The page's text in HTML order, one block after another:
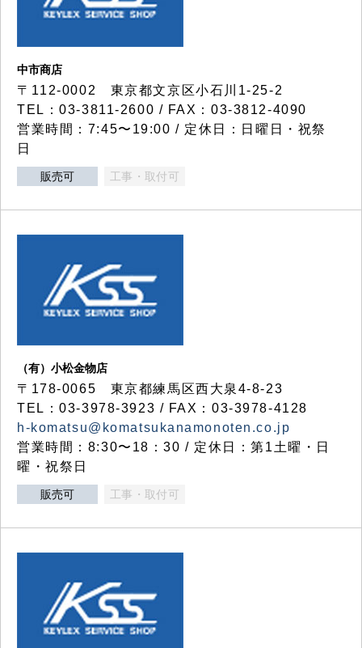
中市商店
〒112-0002 東京都文京区小石川1-25-2
TEL：03-3811-2600 / FAX：03-3812-4090
営業時間：7:45〜19:00 / 定休日：日曜日・祝祭
日
販売可 工事・取付可
（有）小松金物店
〒178-0065 東京都練馬区西大泉4-8-23
TEL：03-3978-3923 / FAX：03-3978-4128
h-komatsu@komatsukanamonoten.co.jp
営業時間：8:30〜18：30 / 定休日：第1土曜・日
曜・祝祭日
販売可 工事・取付可